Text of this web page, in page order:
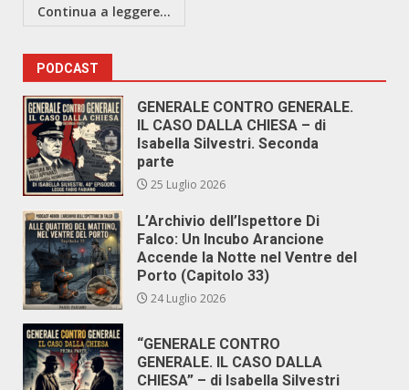
Continua a leggere...
PODCAST
GENERALE CONTRO GENERALE.
IL CASO DALLA CHIESA – di
Isabella Silvestri. Seconda
parte
25 Luglio 2026
L’Archivio dell’Ispettore Di
Falco: Un Incubo Arancione
Accende la Notte nel Ventre del
Porto (Capitolo 33)
24 Luglio 2026
“GENERALE CONTRO
GENERALE. IL CASO DALLA
CHIESA” – di Isabella Silvestri